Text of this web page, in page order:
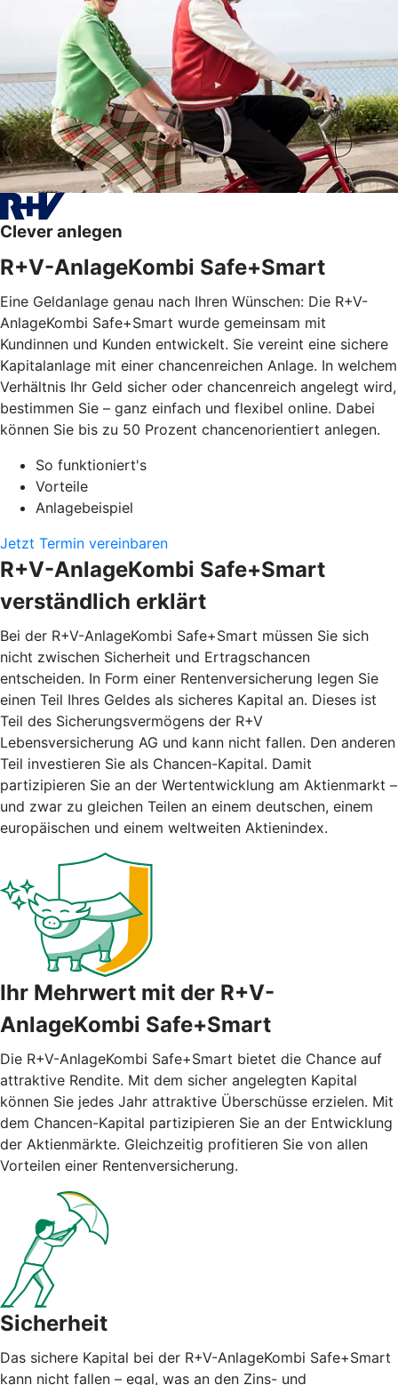
Clever anlegen
R+V-AnlageKombi Safe+Smart
Eine Geldanlage genau nach Ihren Wünschen: Die R+V-
AnlageKombi Safe+Smart wurde gemeinsam mit
Kundinnen und Kunden entwickelt. Sie vereint eine sichere
Kapitalanlage mit einer chancenreichen Anlage. In welchem
Verhältnis Ihr Geld sicher oder chancenreich angelegt wird,
bestimmen Sie – ganz einfach und flexibel online. Dabei
können Sie bis zu 50 Prozent chancenorientiert anlegen.
So funktioniert's
Vorteile
Anlagebeispiel
Jetzt Termin vereinbaren
R+V-AnlageKombi Safe+Smart
verständlich erklärt
Bei der R+V-AnlageKombi Safe+Smart müssen Sie sich
nicht zwischen Sicherheit und Ertragschancen
entscheiden. In Form einer Rentenversicherung legen Sie
einen Teil Ihres Geldes als sicheres Kapital an. Dieses ist
Teil des Sicherungsvermögens der R+V
Lebensversicherung AG und kann nicht fallen. Den anderen
Teil investieren Sie als Chancen-Kapital. Damit
partizipieren Sie an der Wertentwicklung am Aktienmarkt –
und zwar zu gleichen Teilen an einem deutschen, einem
europäischen und einem weltweiten Aktienindex.
Ihr Mehrwert mit der R+V-
AnlageKombi Safe+Smart
Die R+V-AnlageKombi Safe+Smart bietet die Chance auf
attraktive Rendite. Mit dem sicher angelegten Kapital
können Sie jedes Jahr attraktive Überschüsse erzielen. Mit
dem Chancen-Kapital partizipieren Sie an der Entwicklung
der Aktienmärkte. Gleichzeitig profitieren Sie von allen
Vorteilen einer Rentenversicherung.
Sicherheit
Das sichere Kapital bei der R+V-AnlageKombi Safe+Smart
kann nicht fallen – egal, was an den Zins- und